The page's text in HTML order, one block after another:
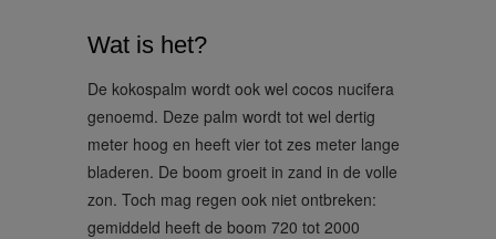
Wat is het?
De kokospalm wordt ook wel cocos nucifera
genoemd. Deze palm wordt tot wel dertig
meter hoog en heeft vier tot zes meter lange
bladeren. De boom groeit in zand in de volle
zon. Toch mag regen ook niet ontbreken:
gemiddeld heeft de boom 720 tot 2000